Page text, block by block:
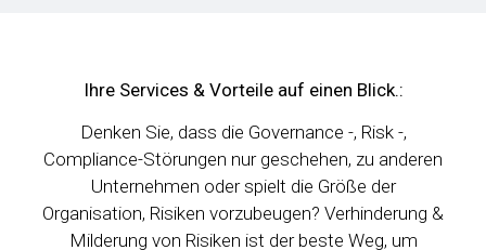
compliance
(GRC)
Ihre Services & Vorteile auf einen Blick.:
Denken Sie, dass die Governance -, Risk -,
Compliance-Störungen nur geschehen, zu anderen
Unternehmen oder spielt die Größe der
Organisation, Risiken vorzubeugen? Verhinderung &
Milderung von Risiken ist der beste Weg, um